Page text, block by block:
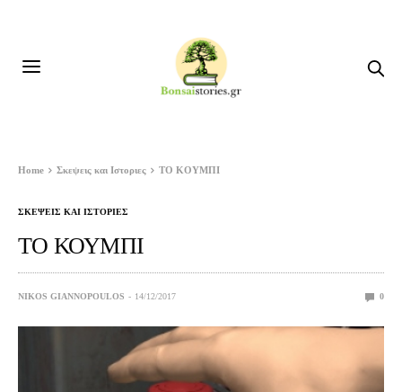
Home Σκεψεις και Ιστοριες ΤΟ ΚΟΥΜΠΙ
ΣΚΕΨΕΙΣ ΚΑΙ ΙΣΤΟΡΙΕΣ
ΤΟ ΚΟΥΜΠΙ
NIKOS GIANNOPOULOS 14/12/2017 0